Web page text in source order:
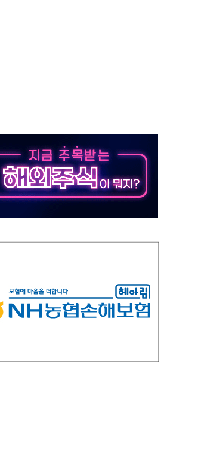
'
선포
속 보상 강화
선스 계약"
청
역 지원 협약
권 획득
려 지정예고 총 63개